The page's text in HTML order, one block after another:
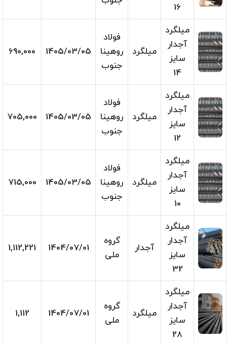
16
میلگرد
آجدار
سایز
14
میلگرد
فولاد
روهینا
جنوب
1405/03/05
690,000
میلگرد
آجدار
سایز
12
میلگرد
فولاد
روهینا
جنوب
1405/03/05
705,000
میلگرد
آجدار
سایز
10
میلگرد
فولاد
روهینا
جنوب
1405/03/05
715,000
میلگرد
آجدار
سایز
32
آجدار
گروه
ملی
1404/07/01
1,112,221
میلگرد
آجدار
سایز
28
میلگرد
گروه
ملی
1404/07/01
1,112